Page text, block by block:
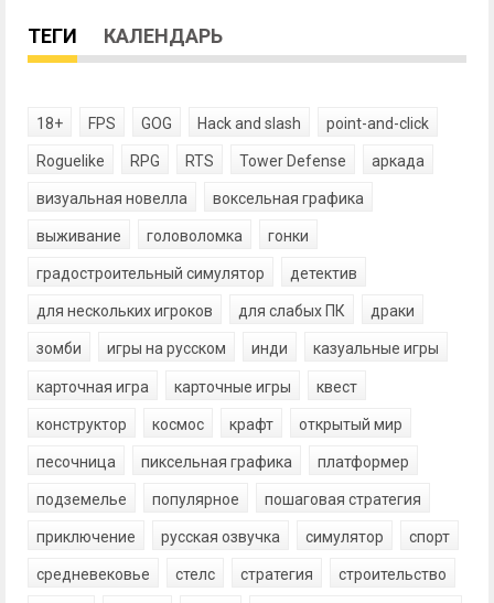
ТЕГИ КАЛЕНДАРЬ
18+ FPS GOG Hack and slash point-and-click
Roguelike RPG RTS Tower Defense аркада
визуальная новелла воксельная графика
выживание головоломка гонки
градостроительный симулятор детектив
для нескольких игроков для слабых ПК драки
зомби игры на русском инди казуальные игры
карточная игра карточные игры квест
конструктор космос крафт открытый мир
песочница пиксельная графика платформер
подземелье популярное пошаговая стратегия
приключение русская озвучка симулятор спорт
средневековье стелс стратегия строительство